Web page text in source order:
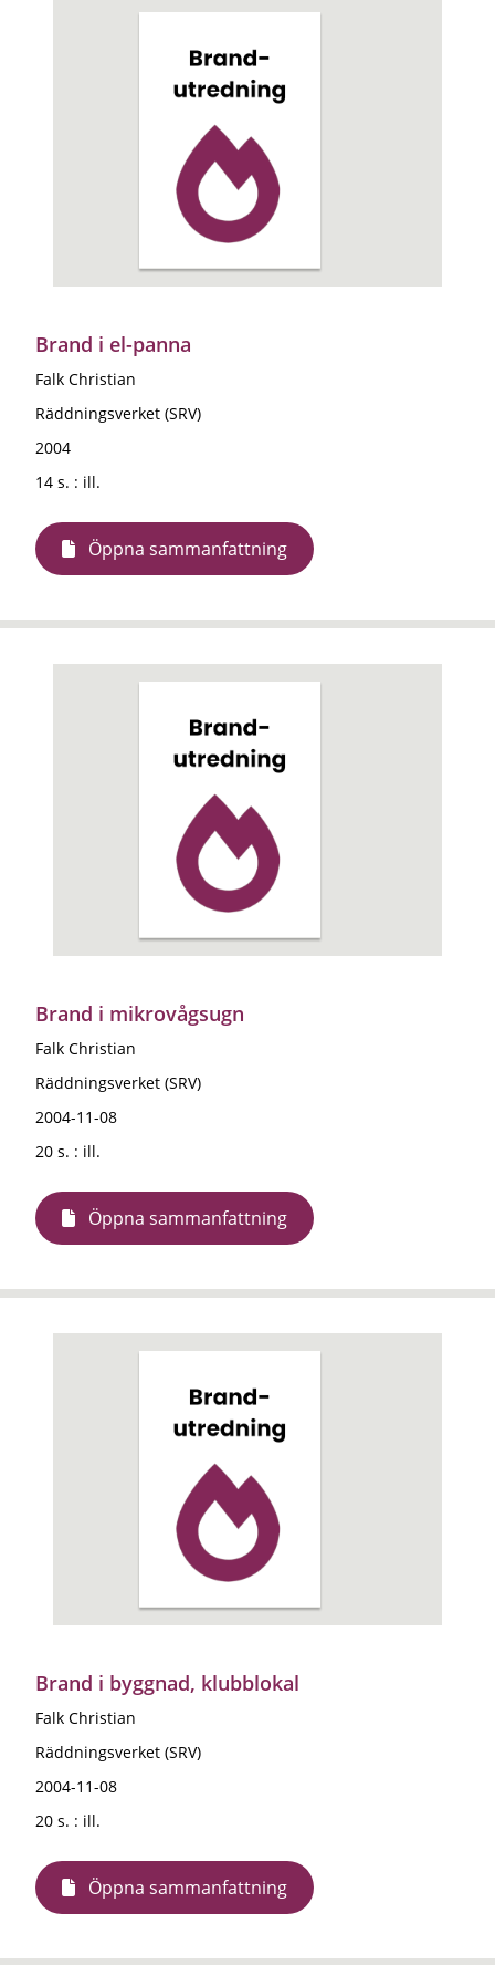
Brand i el-panna
Falk Christian
Räddningsverket (SRV)
2004
14 s. : ill.
Öppna sammanfattning
Brand i mikrovågsugn
Falk Christian
Räddningsverket (SRV)
2004-11-08
20 s. : ill.
Öppna sammanfattning
Brand i byggnad, klubblokal
Falk Christian
Räddningsverket (SRV)
2004-11-08
20 s. : ill.
Öppna sammanfattning